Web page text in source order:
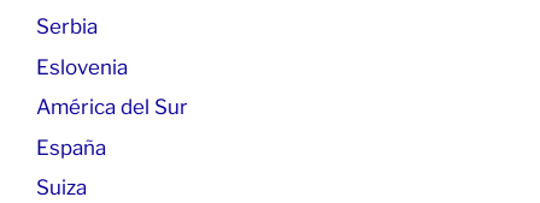
Serbia
Eslovenia
América del Sur
España
Suiza